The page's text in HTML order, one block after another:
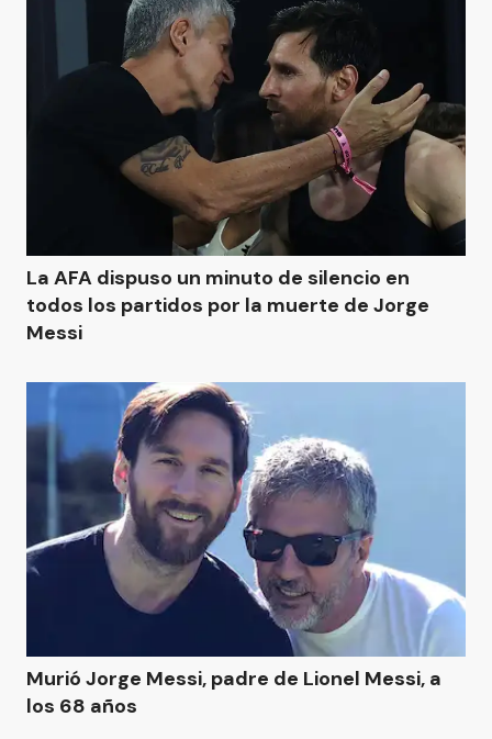
La AFA dispuso un minuto de silencio en
todos los partidos por la muerte de Jorge
Messi
Murió Jorge Messi, padre de Lionel Messi, a
los 68 años